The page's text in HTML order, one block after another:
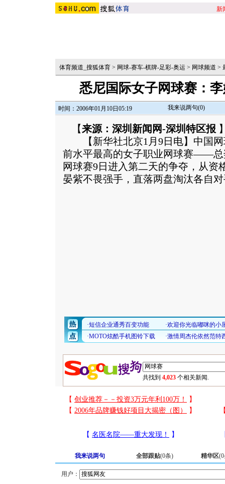
新
体育频道_搜狐体育 > 网球-赛车-棋牌-足彩-奥运 > 网球频道 >
悉尼国际女子网球赛：
时间：2006年01月10日05:19 我来说两句(0)
【来源：深圳新闻网-深圳特区报
【新华社北京1月9日电】中国网
前水平最高的女子职业网球赛——总
网球赛9日进入第二天的争夺，从资
晏紫不畏强手，直落两盘淘汰各自
共找到 4,023 个相关新闻.
我来说两句 全部跟贴(0条) 精华区(0
用户：